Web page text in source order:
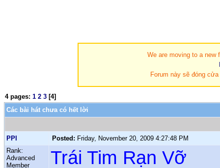
We are moving to a new
Forum này sẽ đóng
4 pages: 1 2 3 [4]
Các bài hát chưa có hết lời
PPI Posted: Friday, November 20, 2009 4:27:48 PM
Rank:
Advanced
Member
Trái Tim Rạn Vỡ